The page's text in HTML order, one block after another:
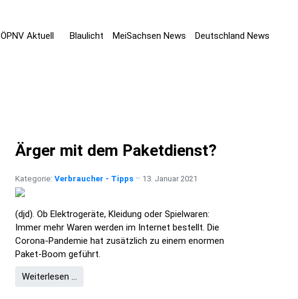
ÖPNV Aktuell Blaulicht MeiSachsen News Deutschland News
Ärger mit dem Paketdienst?
Kategorie: Verbraucher - Tipps 13. Januar 2021
(djd). Ob Elektrogeräte, Kleidung oder Spielwaren:
Immer mehr Waren werden im Internet bestellt. Die
Corona-Pandemie hat zusätzlich zu einem enormen
Paket-Boom geführt.
Weiterlesen …